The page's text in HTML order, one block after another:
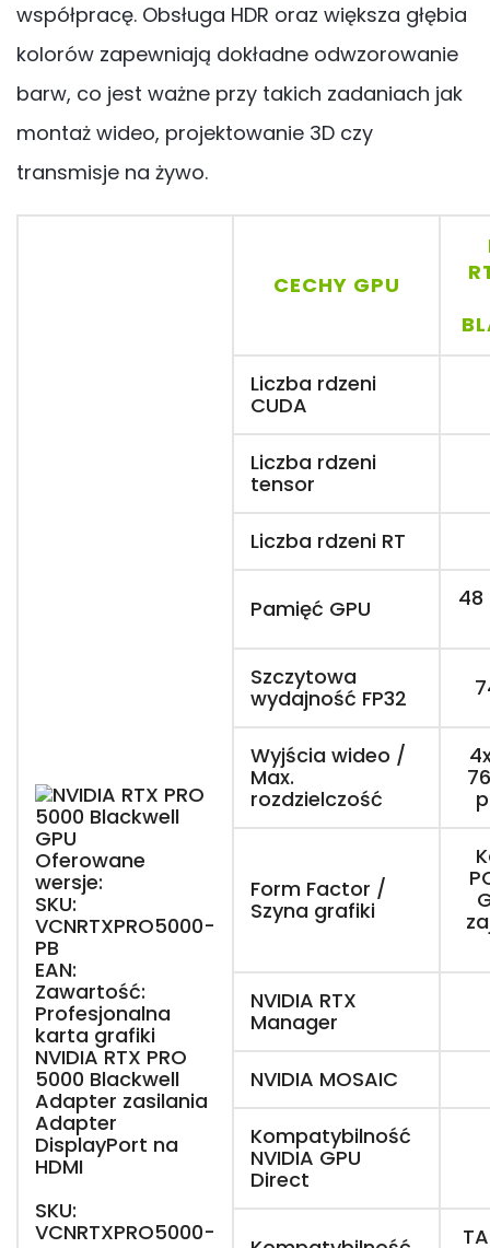
współpracę. Obsługa HDR oraz większa głębia
kolorów zapewniają dokładne odwzorowanie
barw, co jest ważne przy takich zadaniach jak
montaż wideo, projektowanie 3D czy
transmisje na żywo.
Oferowane
wersje:
SKU:
VCNRTXPRO5000-
PB
EAN:
Zawartość:
Profesjonalna
karta grafiki
NVIDIA RTX PRO
5000 Blackwell
Adapter zasilania
Adapter
DisplayPort na
HDMI
SKU:
VCNRTXPRO5000-
CECHY GPU
Liczba rdzeni
CUDA
Liczba rdzeni
tensor
Liczba rdzeni RT
Pamięć GPU 48
Szczytowa
wydajność FP32
Wyjścia wideo /
Max.
rozdzielczość
Form Factor /
Szyna grafiki
NVIDIA RTX
Manager
NVIDIA MOSAIC
Kompatybilność
NVIDIA GPU
Direct